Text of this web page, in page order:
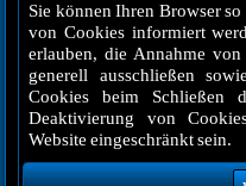
Sie können Ihren Browser so
von Cookies informiert
erlauben, die Annahme
generell ausschließen
Cookies beim Schließen
Deaktivierung von
Website eingeschränkt sein.